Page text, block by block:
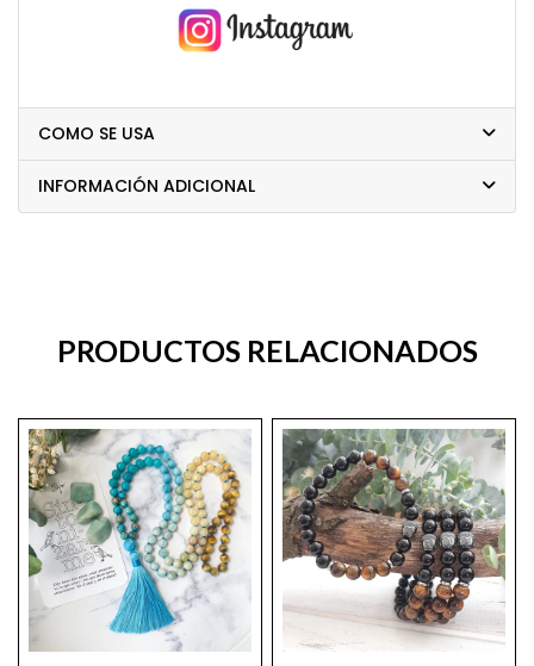
COMO SE USA
INFORMACIÓN ADICIONAL
PRODUCTOS RELACIONADOS